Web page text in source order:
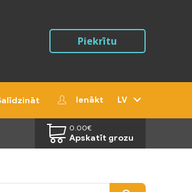
Piekrītu
Ienākt LV
0.00€
Apskatīt grozu